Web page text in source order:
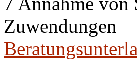
Zuwendungen